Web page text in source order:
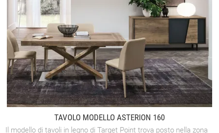
TAVOLO MODELLO ASTERION 160
Il modello di tavoli in legno di Target Point trova posto nella zona